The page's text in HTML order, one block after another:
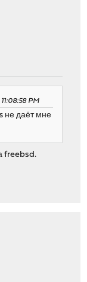
PM
не даёт мне
freebsd.